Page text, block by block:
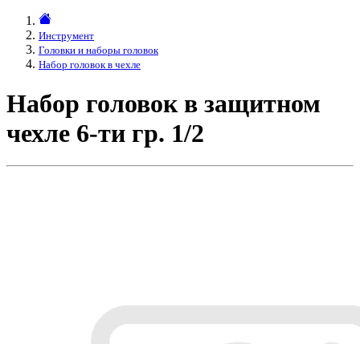
Инструмент
Головки и наборы головок
Набор головок в чехле
Набор головок в защитном
чехле 6-ти гр. 1/2